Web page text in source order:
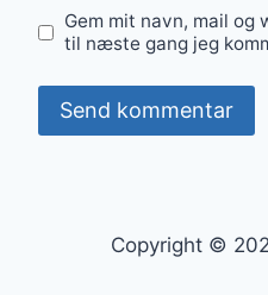
Gem mit navn, mail
til næste gang jeg
Copyright ©